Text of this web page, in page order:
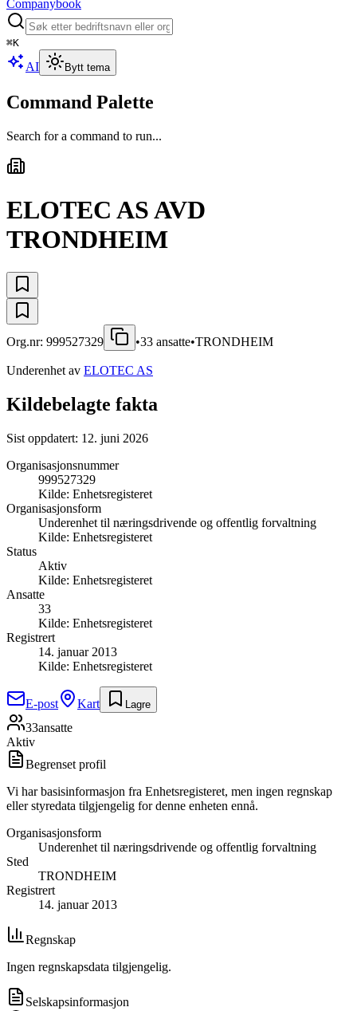
Companybook
⌘K
AI Bytt tema
Command Palette
Search for a command to run...
ELOTEC AS AVD
TRONDHEIM
Org.nr: 999527329 •33 ansatte•TRONDHEIM
Underenhet av ELOTEC AS
Kildebelagte fakta
Sist oppdatert: 12. juni 2026
Organisasjonsnummer
999527329
Kilde: Enhetsregisteret
Organisasjonsform
Underenhet til næringsdrivende og offentlig forvaltning
Kilde: Enhetsregisteret
Status
Aktiv
Kilde: Enhetsregisteret
Ansatte
33
Kilde: Enhetsregisteret
Registrert
14. januar 2013
Kilde: Enhetsregisteret
E-post Kart Lagre
33ansatte
Aktiv
Begrenset profil
Vi har basisinformasjon fra Enhetsregisteret, men ingen regnskap
eller styredata tilgjengelig for denne enheten ennå.
Organisasjonsform
Underenhet til næringsdrivende og offentlig forvaltning
Sted
TRONDHEIM
Registrert
14. januar 2013
Regnskap
Ingen regnskapsdata tilgjengelig.
Selskapsinformasjon